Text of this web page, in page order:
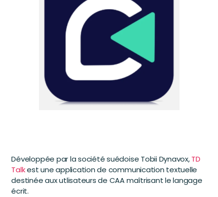
Développée par la société suédoise Tobii Dynavox,TD
Talkest une application de communication textuelle
destinée aux utlisateurs de CAA maîtrisant le langage
écrit.